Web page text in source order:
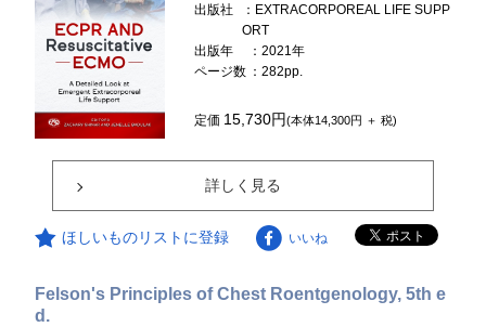
出版社
：EXTRACORPOREAL LIFE SUPP
ORT
出版年
：2021年
ページ数 ：282pp.
定価 15,730円(本体14,300円 ＋ 税)
詳しく見る
ほしいものリストに登録 いいね
Felson's Principles of Chest Roentgenology, 5th e
d.